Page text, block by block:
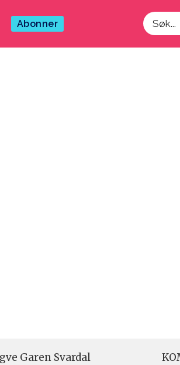
Abonner
Søk
Garen Svardal